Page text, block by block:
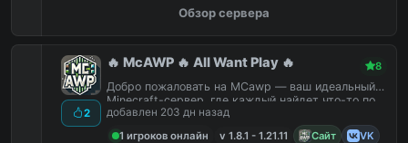
Обзор сервера
2
🔥 McAWP 🔥 All Want Play 🔥 8
Добро пожаловать на MCawp — ваш идеальный
Minecraft-сервер, где каждый найдет что-то по
душе!
добавлен 203 дн назад
1 игроков онлайн
v 1.8.1 - 1.21.11 Сайт
VK